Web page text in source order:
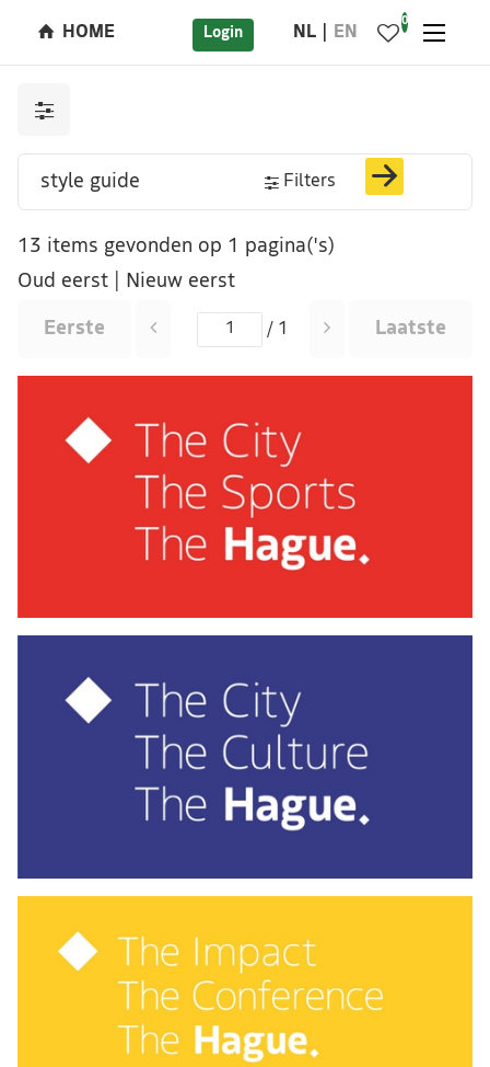
HOME Login NL EN
0
Filters
13 items gevonden op 1 pagina('s)
Oud eerst
Nieuw eerst
Eerste / 1 Laatste